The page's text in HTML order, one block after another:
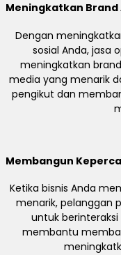
Meningkatkan Brand
Dengan
sosial Anda, jasa
meningkatkan
media yang menarik
pengikut dan
Membangun
Ketika bisnis Anda
menarik, pelanggan
untuk berinteraksi
membantu